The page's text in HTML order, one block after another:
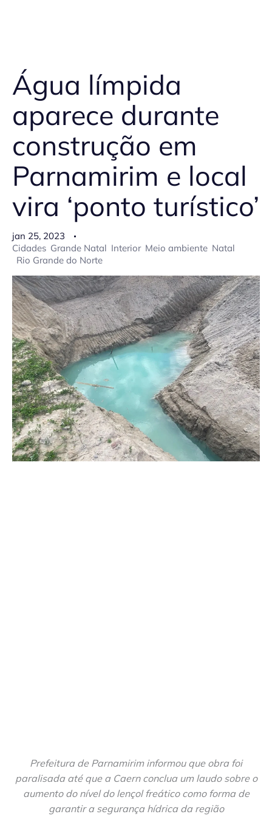
Água límpida
aparece durante
construção em
Parnamirim e local
vira ‘ponto turístico’
jan 25, 2023
Cidades Grande Natal Interior Meio ambiente Natal
Rio Grande do Norte
Prefeitura de Parnamirim informou que obra foi
paralisada até que a Caern conclua um laudo sobre o
aumento do nível do lençol freático como forma de
garantir a segurança hídrica da região